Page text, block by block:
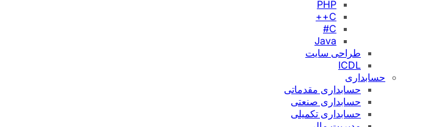
PHP
C++
C#
Java
طراحی سایت
ICDL
حسابداری
حسابداری مقدماتی
حسابداری صنعتی
حسابداری تکمیلی